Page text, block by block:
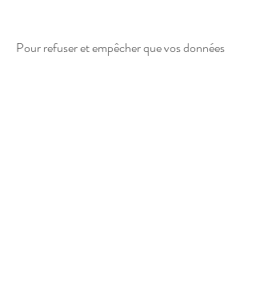
Pour refuser et empêcher que vos données